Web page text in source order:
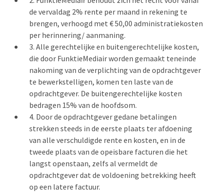
de vervaldag 2% rente per maand in rekening te
brengen, verhoogd met € 50,00 administratiekosten
per herinnering/ aanmaning.
Alle gerechtelijke en buitengerechtelijke kosten,
die door FunktieMediair worden gemaakt teneinde
nakoming van de verplichting van de opdrachtgever
te bewerkstelligen, komen ten laste van de
opdrachtgever. De buitengerechtelijke kosten
bedragen 15% van de hoofdsom.
Door de opdrachtgever gedane betalingen
strekken steeds in de eerste plaats ter afdoening
van alle verschuldigde rente en kosten, en in de
tweede plaats van de opeisbare facturen die het
langst openstaan, zelfs al vermeldt de
opdrachtgever dat de voldoening betrekking heeft
op een latere factuur.